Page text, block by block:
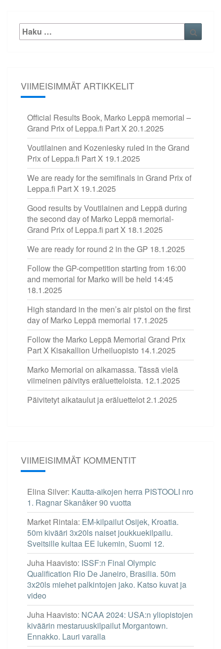
Etsi:
VIIMEISIMMÄT ARTIKKELIT
Official Results Book, Marko Leppä memorial –
Grand Prix of Leppa.fi Part X 20.1.2025
Voutilainen and Kozeniesky ruled in the Grand
Prix of Leppa.fi Part X 19.1.2025
We are ready for the semifinals in Grand Prix of
Leppa.fi Part X 19.1.2025
Good results by Voutilainen and Leppä during
the second day of Marko Leppä memorial-
Grand Prix of Leppa.fi part X 18.1.2025
We are ready for round 2 in the GP 18.1.2025
Follow the GP-competition starting from 16:00
and memorial for Marko will be held 14:45
18.1.2025
High standard in the men’s air pistol on the first
day of Marko Leppä memorial 17.1.2025
Follow the Marko Leppä Memorial Grand Prix
Part X Kisakallion Urheiluopisto 14.1.2025
Marko Memorial on alkamassa. Tässä vielä
viimeinen päivitys eräluetteloista. 12.1.2025
Päivitetyt aikataulut ja eräluettelot2.1.2025
VIIMEISIMMÄT KOMMENTIT
Elina Silver: Kautta-aikojen herra PISTOOLI nro
1. Ragnar Skanåker 90 vuotta
Market Rintala: EM-kilpailut Osijek, Kroatia.
50m kivääri 3x20ls naiset joukkuekilpailu.
Sveitsille kultaa EE lukemin, Suomi 12.
Juha Haavisto: ISSF:n Final Olympic
Qualification Rio De Janeiro, Brasilia. 50m
3x20ls miehet palkintojen jako. Katso kuvat ja
video
Juha Haavisto: NCAA 2024: USA:n yliopistojen
kiväärin mestaruuskilpailut Morgantown.
Ennakko. Lauri varalla